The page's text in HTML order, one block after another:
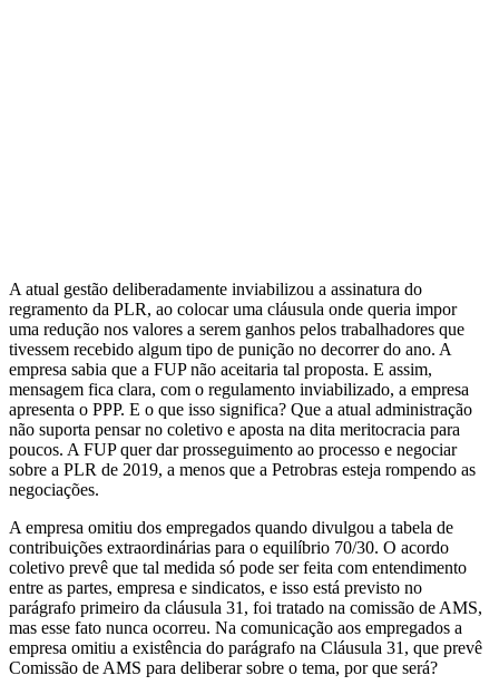
A atual gestão deliberadamente inviabilizou a assinatura do
regramento da PLR, ao colocar uma cláusula onde queria impor
uma redução nos valores a serem ganhos pelos trabalhadores que
tivessem recebido algum tipo de punição no decorrer do ano. A
empresa sabia que a FUP não aceitaria tal proposta. E assim,
mensagem fica clara, com o regulamento inviabilizado, a empresa
apresenta o PPP. E o que isso significa? Que a atual administração
não suporta pensar no coletivo e aposta na dita meritocracia para
poucos. A FUP quer dar prosseguimento ao processo e negociar
sobre a PLR de 2019, a menos que a Petrobras esteja rompendo as
negociações.
A empresa omitiu dos empregados quando divulgou a tabela de
contribuições extraordinárias para o equilíbrio 70/30. O acordo
coletivo prevê que tal medida só pode ser feita com entendimento
entre as partes, empresa e sindicatos, e isso está previsto no
parágrafo primeiro da cláusula 31, foi tratado na comissão de AMS,
mas esse fato nunca ocorreu. Na comunicação aos empregados a
empresa omitiu a existência do parágrafo na Cláusula 31, que prevê
Comissão de AMS para deliberar sobre o tema, por que será?